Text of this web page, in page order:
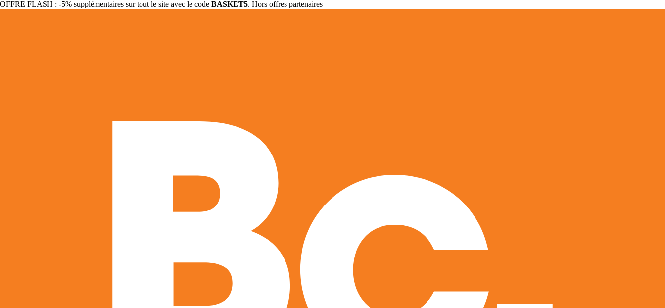
OFFRE FLASH : -5% supplémentaires sur tout le site avec le code BASKET5. Hors offres partenaires